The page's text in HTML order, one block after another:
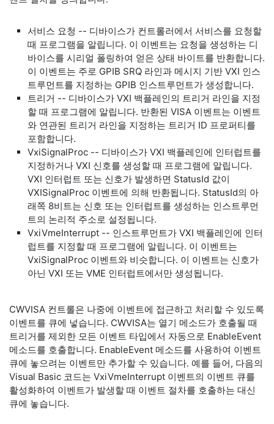
서비스 요청 -- 디바이스가 컨트롤러에서 서비스를 요청할
때 프로그램을 알립니다. 이 이벤트는 요청을 생성하는 디
바이스를 시리얼 폴링하여 얻은 상태 바이트를 반환합니다.
이 이벤트는 주로 GPIB SRQ 라인과 메시지 기반 VXI 인스
트루먼트를 지정하는 GPIB 인스트루먼트가 생성합니다.
트리거 -- 디바이스가 VXI 백플레인의 트리거 라인을 지정
할 때 프로그램에 알립니다. 반환된 VISA 이벤트는 이벤트
와 연관된 트리거 라인을 지정하는 트리거 ID 프로퍼티를
포함합니다.
VxiSignalProc -- 디바이스가 VXI 백플레인에 인터럽트를
지정하거나 VXI 신호를 생성할 때 프로그램에 알립니다.
VXI 인터럽트 또는 신호가 발생하면 StatusId 값이
VXISignalProc 이벤트에 의해 반환됩니다. StatusId의 아
래쪽 8비트는 신호 또는 인터럽트를 생성하는 인스트루먼
트의 논리적 주소로 설정됩니다.
VxiVmeInterrupt -- 인스트루먼트가 VXI 백플레인에 인터
럽트를 지정할 때 프로그램에 알립니다. 이 이벤트는
VxiSignalProc 이벤트와 비슷합니다. 이 이벤트는 신호가
아닌 VXI 또는 VME 인터럽트에서만 생성됩니다.
CWVISA 컨트롤은 나중에 이벤트에 접근하고 처리할 수 있도록
이벤트를 큐에 넣습니다. CWVISA는 열기 메소드가 호출될 때
트리거를 제외한 모든 이벤트 타입에서 자동으로 EnableEvent
메소드를 호출합니다. EnableEvent 메소드를 사용하여 이벤트
큐에 놓으려는 이벤트만 추가할 수 있습니다. 예를 들어, 다음의
Visual Basic 코드는 VxiVmeInterrupt 이벤트의 이벤트 큐를
활성화하여 이벤트가 발생할 때 이벤트 절차를 호출하는 대신
큐에 놓습니다.